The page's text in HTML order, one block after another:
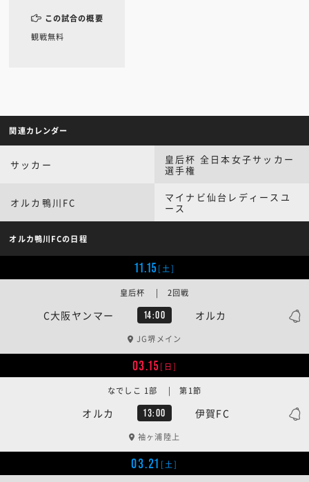
この試合の概要
観戦無料
関連カレンダー
サッカー
皇后杯 全日本女子サッカー
選手権
オルカ鴨川FC
マイナビ仙台レディースユ
ース
オルカ鴨川FCの日程
11.15[土]
C大阪ヤンマー 14:00 オルカ
皇后杯 | 2回戦
JG堺メイン
03.15[日]
オルカ 13:00 伊賀FC
なでしこ 1部 | 第1節
袖ヶ浦陸上
03.21 [土]